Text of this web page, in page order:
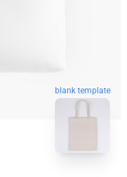
blank template